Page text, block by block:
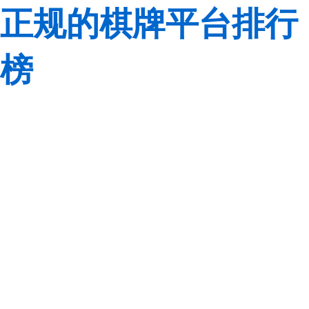
正规的棋牌平台排行
榜